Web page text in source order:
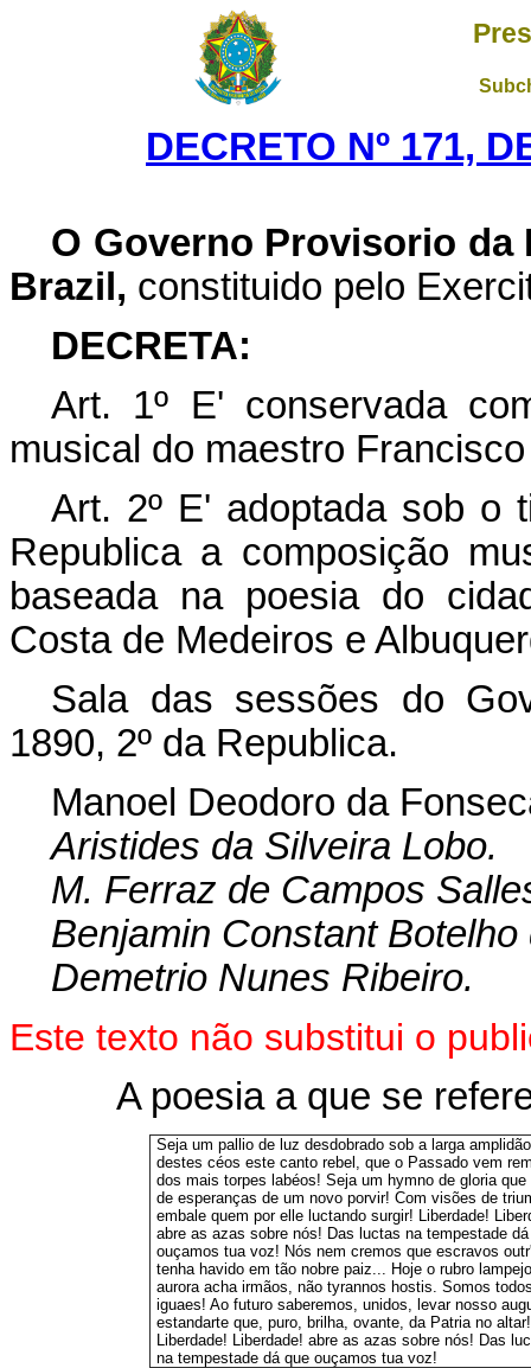
DECRETO Nº 171,
O Governo Provisorio
Brazil, constituido pelo
DECRETA:
Art. 1º E' conservada
musical do maestro
Art. 2º E' adoptada sob o
Republica a composição
baseada na poesia do
Costa de Medeiros e
Sala das sessões do
1890, 2º da Republica.
Manoel Deodoro da
Aristides da Silveira Lobo.
M. Ferraz de Campos
Benjamin Constant
Demetrio Nunes Ribeiro.
Este texto não substitui o
A poesia a que se
Seja um pallio de luz desdobrado sob a larga amplidão
destes céos este canto rebel, que o Passado vem
dos mais torpes labéos! Seja um hymno de gloria que
de esperanças de um novo porvir! Com visões de
embale quem por elle luctando surgir! Liberdade!
abre as azas sobre nós! Das luctas na tempestade dá
ouçamos tua voz! Nós nem cremos que escravos
tenha havido em tão nobre paiz... Hoje o rubro
aurora acha irmãos, não tyrannos hostis. Somos
iguaes! Ao futuro saberemos, unidos, levar nosso
estandarte que, puro, brilha, ovante, da Patria no altar!
Liberdade! Liberdade! abre as azas sobre nós! Das
na tempestade dá que ouçamos tua voz!